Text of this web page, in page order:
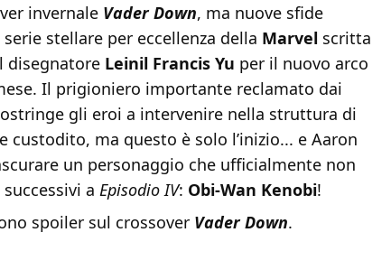
invernale Vader Down, ma nuove sfide
stellare per eccellenza della Marvel scritta
disegnatore Leinil Francis Yu per il nuovo arco
Il prigioniero importante reclamato dai
gli eroi a intervenire nella struttura di
custodito, ma questo è solo l’inizio... e Aaron
un personaggio che ufficialmente non
a Episodio IV: Obi-Wan Kenobi!
spoiler sul crossover Vader Down.